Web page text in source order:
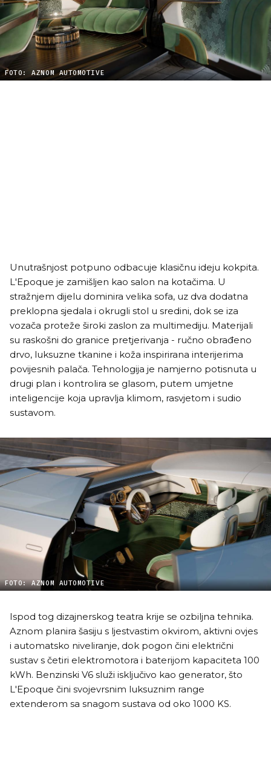
FOTO: AZNOM AUTOMOTIVE
Unutrašnjost potpuno odbacuje klasičnu ideju kokpita.
L'Epoque je zamišljen kao salon na kotačima. U
stražnjem dijelu dominira velika sofa, uz dva dodatna
preklopna sjedala i okrugli stol u sredini, dok se iza
vozača proteže široki zaslon za multimediju. Materijali
su raskošni do granice pretjerivanja - ručno obrađeno
drvo, luksuzne tkanine i koža inspirirana interijerima
povijesnih palača. Tehnologija je namjerno potisnuta u
drugi plan i kontrolira se glasom, putem umjetne
inteligencije koja upravlja klimom, rasvjetom i sudio
sustavom.
FOTO: AZNOM AUTOMOTIVE
Ispod tog dizajnerskog teatra krije se ozbiljna tehnika.
Aznom planira šasiju s ljestvastim okvirom, aktivni ovjes
i automatsko niveliranje, dok pogon čini električni
sustav s četiri elektromotora i baterijom kapaciteta 100
kWh. Benzinski V6 služi isključivo kao generator, što
L'Epoque čini svojevrsnim luksuznim range
extenderom sa snagom sustava od oko 1000 KS.